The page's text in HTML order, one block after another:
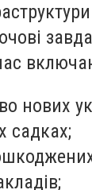
нових
садках;